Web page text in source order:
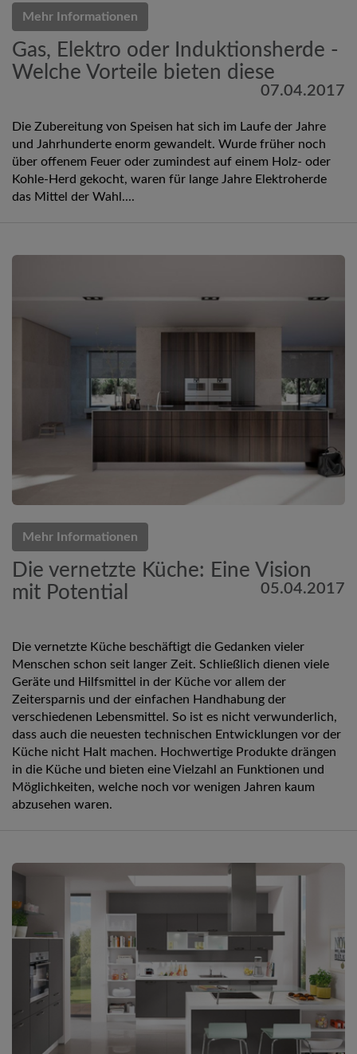
Mehr Informationen
Gas, Elektro oder Induktionsherde -
Welche Vorteile bieten diese
07.04.2017
Die Zubereitung von Speisen hat sich im Laufe der Jahre
und Jahrhunderte enorm gewandelt. Wurde früher noch
über offenem Feuer oder zumindest auf einem Holz- oder
Kohle-Herd gekocht, waren für lange Jahre Elektroherde
das Mittel der Wahl....
Mehr Informationen
Die vernetzte Küche: Eine Vision
mit Potential
05.04.2017
Die vernetzte Küche beschäftigt die Gedanken vieler
Menschen schon seit langer Zeit. Schließlich dienen viele
Geräte und Hilfsmittel in der Küche vor allem der
Zeitersparnis und der einfachen Handhabung der
verschiedenen Lebensmittel. So ist es nicht verwunderlich,
dass auch die neuesten technischen Entwicklungen vor der
Küche nicht Halt machen. Hochwertige Produkte drängen
in die Küche und bieten eine Vielzahl an Funktionen und
Möglichkeiten, welche noch vor wenigen Jahren kaum
abzusehen waren.